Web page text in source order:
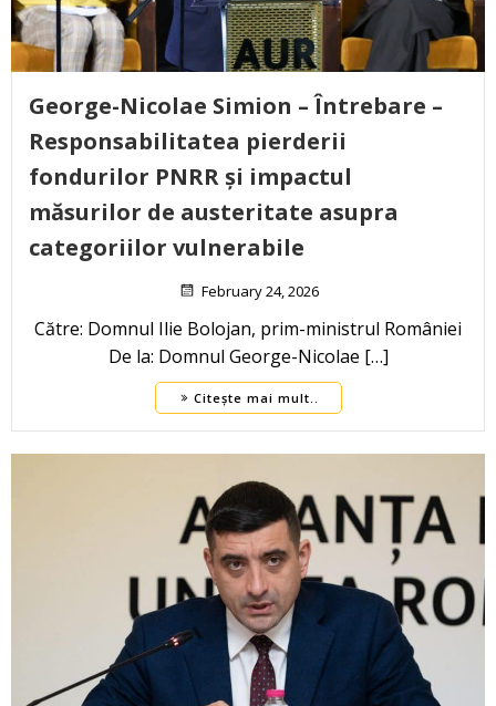
George-Nicolae Simion – Întrebare –
Responsabilitatea pierderii
fondurilor PNRR și impactul
măsurilor de austeritate asupra
categoriilor vulnerabile
February 24, 2026
Către: Domnul Ilie Bolojan, prim-ministrul României
De la: Domnul George-Nicolae […]
Citește mai mult..